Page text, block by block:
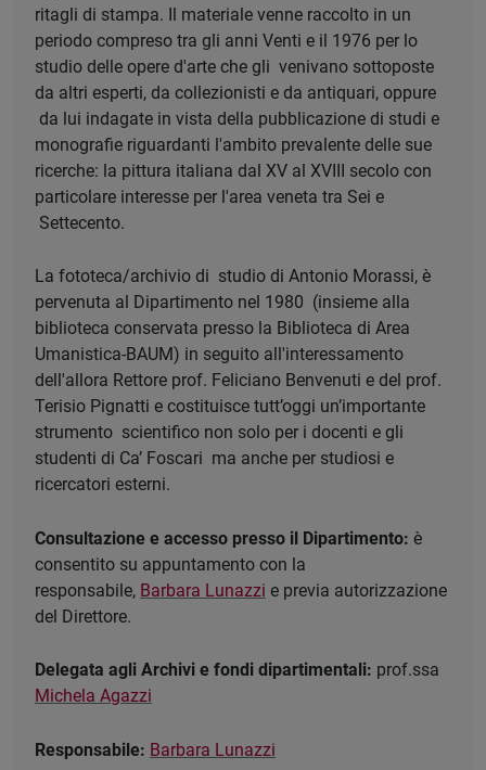
ritagli di stampa. Il materiale venne raccolto in un
periodo compreso tra gli anni Venti e il 1976 per lo
studio delle opere d'arte che gli venivano sottoposte
da altri esperti, da collezionisti e da antiquari, oppure
da lui indagate in vista della pubblicazione di studi e
monografie riguardanti l'ambito prevalente delle sue
ricerche: la pittura italiana dal XV al XVIII secolo con
particolare interesse per l'area veneta tra Sei e
Settecento.
La fototeca/archivio di studio di Antonio Morassi, è
pervenuta al Dipartimento nel 1980 (insieme alla
biblioteca conservata presso la Biblioteca di Area
Umanistica-BAUM) in seguito all'interessamento
dell'allora Rettore prof. Feliciano Benvenuti e del prof.
Terisio Pignatti e costituisce tutt’oggi un’importante
strumento scientifico non solo per i docenti e gli
studenti di Ca’ Foscari ma anche per studiosi e
ricercatori esterni.
Consultazione e accesso presso il Dipartimento: è
consentito su appuntamento con la
responsabile, Barbara Lunazzi e previa autorizzazione
del Direttore.
Delegata agli Archivi e fondi dipartimentali: prof.ssa
Michela Agazzi
Responsabile: Barbara Lunazzi